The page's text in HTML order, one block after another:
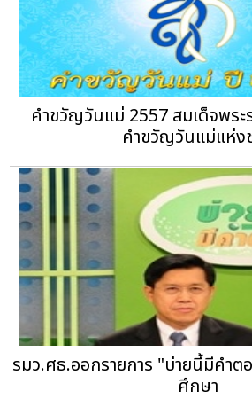
คำขวัญวันแม่ 2557 สมเด็จพระ
คำขวัญวันแม่แห่ง
รมว.ศธ.ออกรายการ "บ่ายนี้มีคำต
ศึกษา